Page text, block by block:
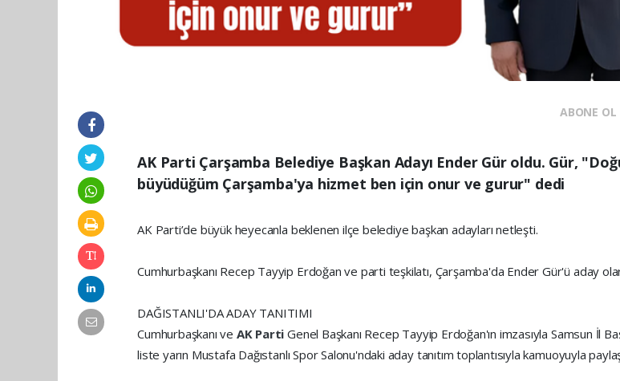
ABONE OL
AK Parti Çarşamba Belediye Başkan Adayı Ender Gür oldu. Gür,
büyüdüğüm Çarşamba'ya hizmet ben için onur ve gurur" dedi
AK Parti’de büyük heyecanla beklenen ilçe belediye başkan adayları netleşti.
Cumhurbaşkanı Recep Tayyip Erdoğan ve parti teşkilatı, Çarşamba'da Ender Gür'ü aday
DAĞISTANLI'DA ADAY TANITIMI
Cumhurbaşkanı ve AK PartiGenel Başkanı Recep Tayyip Erdoğan'ın imzasıyla Samsun İl
liste yarın Mustafa Dağıstanlı Spor Salonu'ndaki aday tanıtım toplantısıyla kamuoyuyla